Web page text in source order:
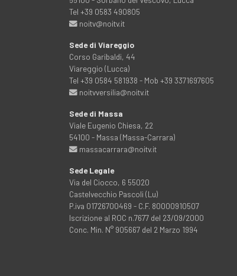
Tel +39 0583 490805
noitv@noitv.it
Sede di Viareggio
Corso Garibaldi, 44
Viareggio (Lucca)
Tel +39 0584 581938 - Mob +39 3371697605
noitvversilia@noitv.it
Sede di Massa
Viale Eugenio Chiesa, 22
54100 - Massa (Massa-Carrara)
massacarrara@noitv.it
Sede Legale
Via del Ciocco, 6 55020
Castelvecchio Pascoli (Lu)
P.iva 01726700469 - C.F. 80000910507
Iscrizione al ROC n.7677 del 23/09/2000
Conc. Min. N° 905667 del 2 Marzo 1994